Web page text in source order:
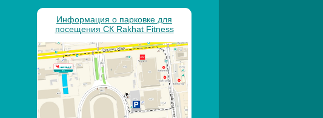
Информация о парковке для
посещения СК Rakhat Fitness